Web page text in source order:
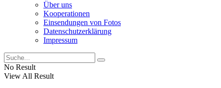
Über uns
Kooperationen
Einsendungen von Fotos
Datenschutzerklärung
Impressum
No Result
View All Result